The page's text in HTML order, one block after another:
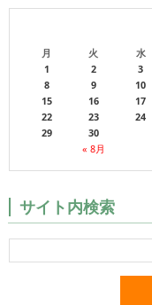
月
火 水
« 8月
1 2 3
8
9 10
15
16 17
22
23 24
29
30
サイト内検索